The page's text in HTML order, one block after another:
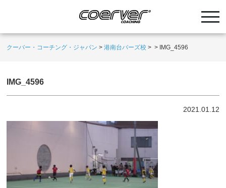
クーバー・コーチング・ジャパン >港南台バーズ校 > > IMG_4596
IMG_4596
2021.01.12